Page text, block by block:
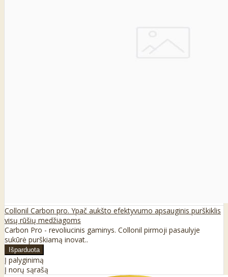
Collonil Carbon pro. Ypač aukšto efektyvumo apsauginis purškiklis
visų rūšių medžiagoms
Carbon Pro - revoliucinis gaminys. Collonil pirmoji pasaulyje
sukūrė purškiamą inovat..
Į palyginimą
Į norų sąrašą